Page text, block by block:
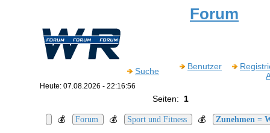
Forum
Suche Benutzer
Heute: 07.08.2026 - 22:16:56
Seiten: 1
💰 Forum 💰 Sport und Fitness 💰 Zunehmen =